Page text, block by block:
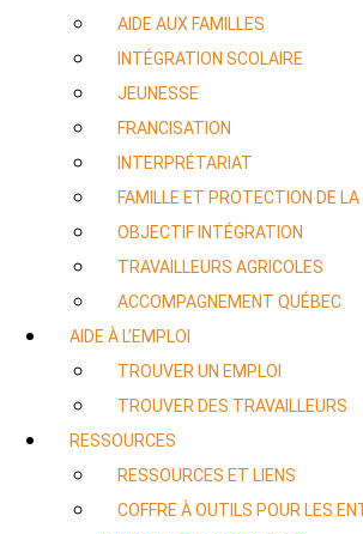
AIDE AUX FAMILLES
INTÉGRATION SCOLAIRE
JEUNESSE
FRANCISATION
INTERPRÉTARIAT
FAMILLE ET PROTECTION DE
OBJECTIF INTÉGRATION
TRAVAILLEURS AGRICOLES
ACCOMPAGNEMENT QUÉBEC
AIDE À L’EMPLOI
TROUVER UN EMPLOI
TROUVER DES TRAVAILLEURS
RESSOURCES
RESSOURCES ET LIENS
COFFRE À OUTILS POUR LES